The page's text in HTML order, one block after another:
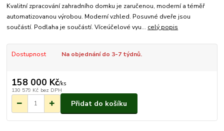
Kvalitní zpracování zahradního domku je zaručenou, moderní a téměř
automatizovanou výrobou. Moderní vzhled. Posuvné dveře jsou
součástí. Podlaha je součástí. Víceúčelové vyu... celý popis
Dostupnost Na objednání do 3-7 týdnů.
158 000 Kč/ks
130 579 Kč bez DPH
Přidat do košíku